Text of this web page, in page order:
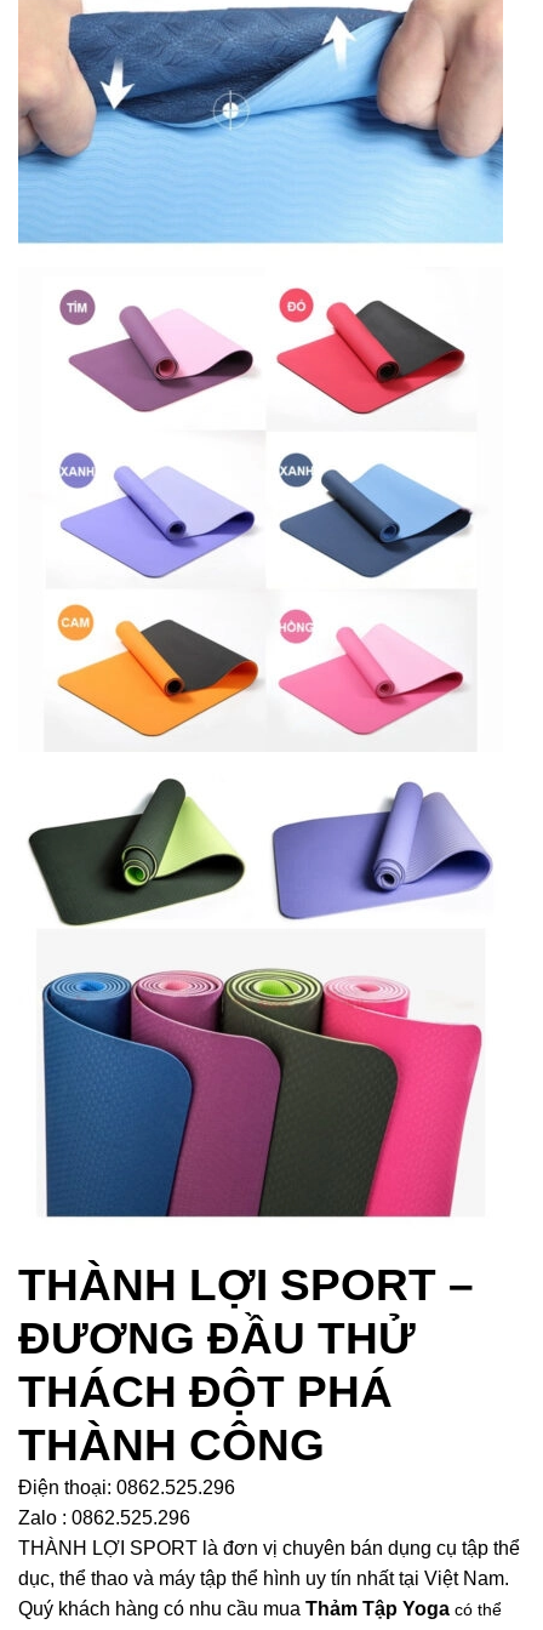
THÀNH LỢI SPORT –
ĐƯƠNG ĐẦU THỬ
THÁCH ĐỘT PHÁ
THÀNH CÔNG
Điện thoại: 0862.525.296
Zalo : 0862.525.296
THÀNH LỢI SPORT là đơn vị chuyên bán dụng cụ tập thể
dục, thể thao và máy tập thể hình uy tín nhất tại Việt Nam.
Quý khách hàng có nhu cầu mua Thảm Tập Yoga có thể